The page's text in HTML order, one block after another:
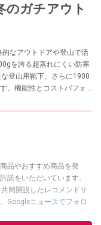
のガチアウト
なアウトドアや登山で活
を誇る超蒸れにくい防寒
登山用靴下、さらに1900
。機能性とコストパフォ
品やおすすめ商品を発
諾をいただいています。
同開設したレコメンドサ
Googleニュースでフォロ